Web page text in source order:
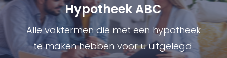
Hypotheek ABC
Alle vaktermen die met een hypotheek
te maken hebben voor u uitgelegd.